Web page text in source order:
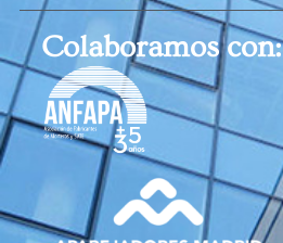
Colaboramos con: